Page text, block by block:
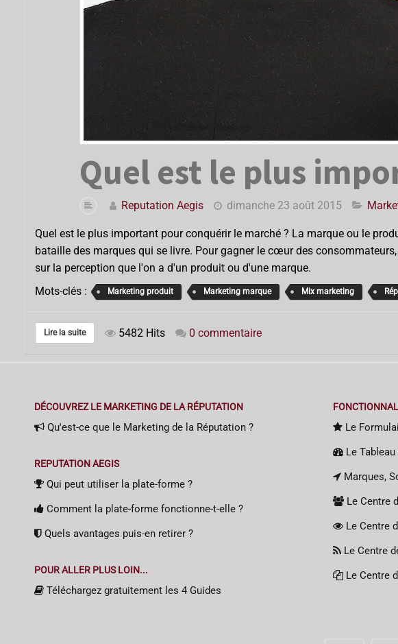
Quel est le plus
Reputation Aegis dimanche 23 août 2015
Quel est le plus important pour conquérir le marché ? La marque ou le
bataille des marques qui se livre. Pour gagner le cœur des
sur la perception que l'on a d'un produit ou d'une marque.
Mots-clés :
Marketing produit Marketing marque Mix marketing
Lire la suite 5482 Hits 0 commentaire
DÉCOUVREZ LE MARKETING DE LA RÉPUTATION
Qu'est-ce que le Marketing de la Réputation ?
REPUTATION AEGIS
Qui peut utiliser la plate-forme ?
Comment la plate-forme fonctionne-t-elle ?
Quels avantages puis-en retirer ?
POUR ALLER PLUS LOIN...
Téléchargez gratuitement les 4 Guides
Le
Le
Marques,
Le Centre
Le Centre
Le Centre
Le Centre